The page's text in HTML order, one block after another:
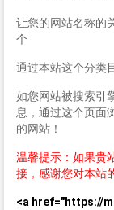
让您的网站名称的
个
通过本站这个分类
如您网站被搜索引
息，通过这个页面
的网站！
温馨提示：如果贵
接，感谢您对本站
<a href="https://